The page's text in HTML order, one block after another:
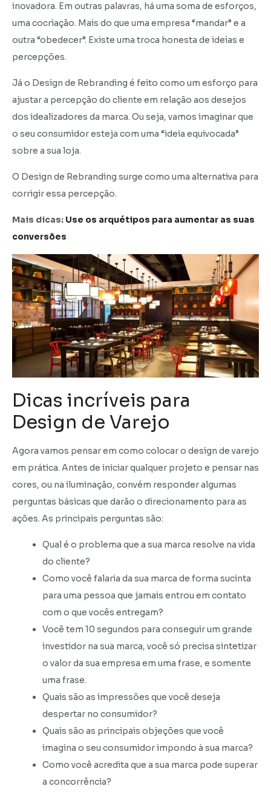
inovadora. Em outras palavras, há uma soma de esforços,
uma cocriação. Mais do que uma empresa “mandar” e a
outra “obedecer”. Existe uma troca honesta de ideias e
percepções.
Já o Design de Rebranding é feito como um esforço para
ajustar a percepção do cliente em relação aos desejos
dos idealizadores da marca. Ou seja, vamos imaginar que
o seu consumidor esteja com uma “ideia equivocada”
sobre a sua loja.
O Design de Rebranding surge como uma alternativa para
corrigir essa percepção.
Mais dicas: Use os arquétipos para aumentar as suas
conversões
Dicas incríveis para
Design de Varejo
Agora vamos pensar em como colocar o design de varejo
em prática. Antes de iniciar qualquer projeto e pensar nas
cores, ou na iluminação, convém responder algumas
perguntas básicas que darão o direcionamento para as
ações. As principais perguntas são:
Qual é o problema que a sua marca resolve na vida
do cliente?
Como você falaria da sua marca de forma sucinta
para uma pessoa que jamais entrou em contato
com o que vocês entregam?
Você tem 10 segundos para conseguir um grande
investidor na sua marca, você só precisa sintetizar
o valor da sua empresa em uma frase, e somente
uma frase.
Quais são as impressões que você deseja
despertar no consumidor?
Quais são as principais objeções que você
imagina o seu consumidor impondo à sua marca?
Como você acredita que a sua marca pode superar
a concorrência?